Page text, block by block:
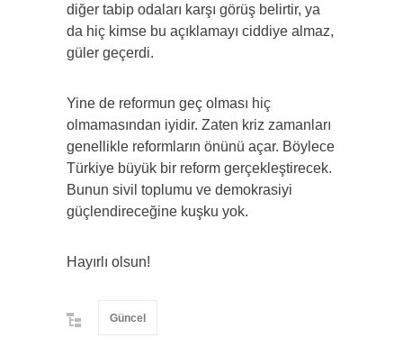
diğer tabip odaları karşı görüş belirtir, ya
da hiç kimse bu açıklamayı ciddiye almaz,
güler geçerdi.
Yine de reformun geç olması hiç
olmamasından iyidir. Zaten kriz zamanları
genellikle reformların önünü açar. Böylece
Türkiye büyük bir reform gerçekleştirecek.
Bunun sivil toplumu ve demokrasiyi
güçlendireceğine kuşku yok.
Hayırlı olsun!
Güncel